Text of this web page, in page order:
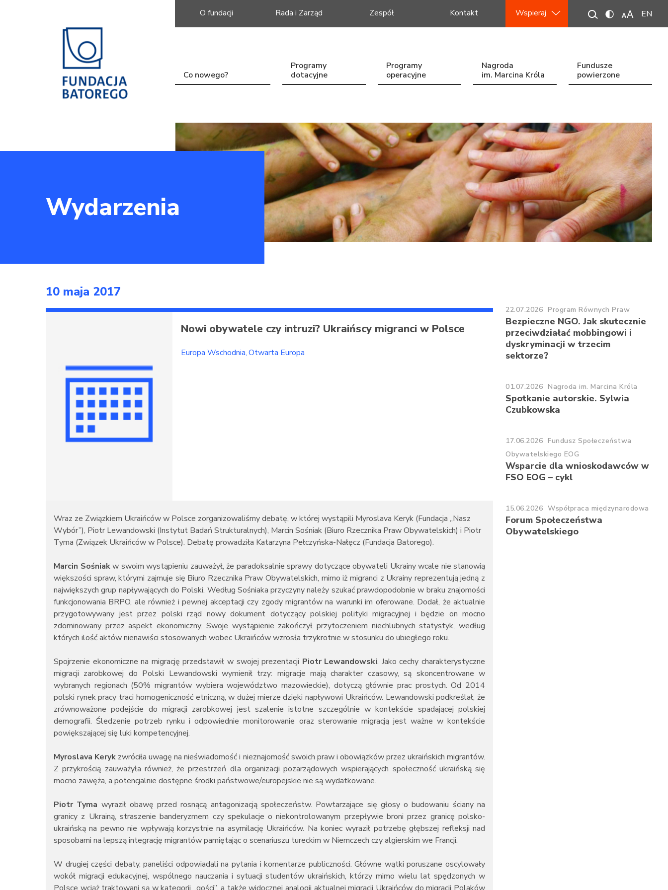
O fundacji Rada i Zarząd Zespół Kontakt Wspieraj EN
Co nowego?
Programy
dotacyjne
Programy
operacyjne
Nagroda
im. Marcina Króla
Fundusze
powierzone
Wydarzenia
10 maja 2017
Nowi obywatele czy intruzi? Ukraińscy migranci w Polsce
Europa Wschodnia Otwarta Europa
Wraz ze Związkiem Ukraińców w Polsce zorganizowaliśmy debatę, w której wystąpili Myroslava Keryk (Fundacja „Nasz
Wybór”), Piotr Lewandowski (Instytut Badań Strukturalnych), Marcin Sośniak (Biuro Rzecznika Praw Obywatelskich) i Piotr
Tyma (Związek Ukraińców w Polsce). Debatę prowadziła Katarzyna Pełczyńska-Nałęcz (Fundacja Batorego).
Marcin Sośniakw swoim wystąpieniu zauważył, że paradoksalnie sprawy dotyczące obywateli Ukrainy wcale nie stanowią
większości spraw, którymi zajmuje się Biuro Rzecznika Praw Obywatelskich, mimo iż migranci z Ukrainy reprezentują jedną z
największych grup napływających do Polski. Według Sośniaka przyczyny należy szukać prawdopodobnie w braku znajomości
funkcjonowania BRPO, ale również i pewnej akceptacji czy zgody migrantów na warunki im oferowane. Dodał, że aktualnie
przygotowywany jest przez polski rząd nowy dokument dotyczący polskiej polityki migracyjnej i będzie on mocno
zdominowany przez aspekt ekonomiczny. Swoje wystąpienie zakończył przytoczeniem niechlubnych statystyk, według
których ilość aktów nienawiści stosowanych wobec Ukraińców wzrosła trzykrotnie w stosunku do ubiegłego roku.
Spojrzenie ekonomiczne na migrację przedstawił w swojej prezentacji Piotr Lewandowski. Jako cechy charakterystyczne
migracji zarobkowej do Polski Lewandowski wymienił trzy: migracje mają charakter czasowy, są skoncentrowane w
wybranych regionach (50% migrantów wybiera województwo mazowieckie), dotyczą głównie prac prostych. Od 2014
polski rynek pracy traci homogeniczność etniczną, w dużej mierze dzięki napływowi Ukraińców. Lewandowski podkreślał, że
zrównoważone podejście do migracji zarobkowej jest szalenie istotne szczególnie w kontekście spadającej polskiej
demografii. Śledzenie potrzeb rynku i odpowiednie monitorowanie oraz sterowanie migracją jest ważne w kontekście
powiększającej się luki kompetencyjnej.
Myroslava Keryk zwróciła uwagę na nieświadomość i nieznajomość swoich praw i obowiązków przez ukraińskich migrantów.
Z przykrością zauważyła również, że przestrzeń dla organizacji pozarządowych wspierających społeczność ukraińską się
mocno zawęża, a potencjalnie dostępne środki państwowe/europejskie nie są wydatkowane.
Piotr Tyma wyraził obawę przed rosnącą antagonizacją społeczeństw. Powtarzające się głosy o budowaniu ściany na
granicy z Ukrainą, straszenie banderyzmem czy spekulacje o niekontrolowanym przepływie broni przez granicę polsko-
ukraińską na pewno nie wpływają korzystnie na asymilację Ukraińców. Na koniec wyraził potrzebę głębszej refleksji nad
sposobami na lepszą integrację migrantów pamiętając o scenariuszu tureckim w Niemczech czy algierskim we Francji.
W drugiej części debaty, paneliści odpowiadali na pytania i komentarze publiczności. Główne wątki poruszane oscylowały
wokół migracji edukacyjnej, wspólnego nauczania i sytuacji studentów ukraińskich, którzy mimo wielu lat spędzonych w
22.07.2026 Program Równych Praw
Bezpieczne NGO. Jak skutecznie
przeciwdziałać mobbingowi i
dyskryminacji w trzecim
sektorze?
01.07.2026 Nagroda im. Marcina Króla
Spotkanie autorskie. Sylwia
Czubkowska
17.06.2026 Fundusz Społeczeństwa
Obywatelskiego EOG
Wsparcie dla wnioskodawców w
FSO EOG – cykl
15.06.2026 Współpraca międzynarodowa
Forum Społeczeństwa
Obywatelskiego